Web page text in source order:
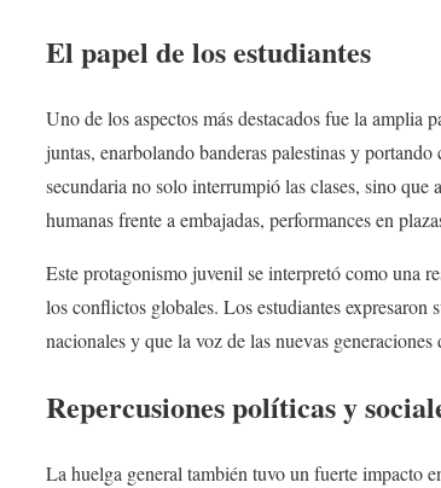
El papel de los estudiantes
Uno de los aspectos más destacados fue la amplia
juntas, enarbolando banderas palestinas y
secundaria no solo interrumpió las clases, sino que
humanas frente a embajadas, performances en
Este protagonismo juvenil se interpretó como una
los conflictos globales. Los estudiantes
nacionales y que la voz de las nuevas
Repercusiones políticas y
La huelga general también tuvo un fuerte impacto